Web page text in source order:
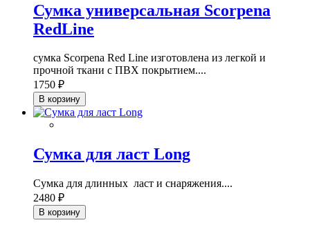
Сумка универсальная Scorpena
RedLine
сумка Scorpena Red Line изготовлена из легкой и
прочной ткани с ПВХ покрытием....
1750 ₽
В корзину
Сумка для ласт Long
Сумка для длинных ласт и снаряжения....
2480 ₽
В корзину